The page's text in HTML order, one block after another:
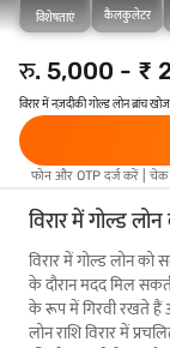
विशेषताएं कैलकुलेटर
रु. 5,000 - ₹ 2
विरार में नज़दीकी गोल्ड लोन ब्रांच
फोन और OTP दर्ज करें | चेक
विरार में गोल्ड
विरार में गोल्ड लोन
के दौरान मदद मिल
के रूप में गिरवी रखते हैं
लोन राशि विरार में